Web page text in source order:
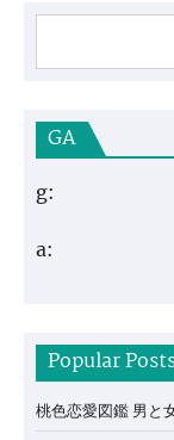
GA
g:
a:
Popular
桃色恋愛図鑑 男と